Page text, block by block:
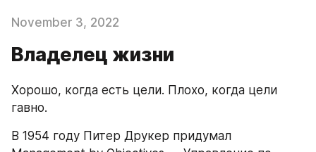
November 3, 2022
Владелец жизни
Хорошо, когда есть цели. Плохо, когда цели
гавно.
В 1954 году Питер Друкер придумал